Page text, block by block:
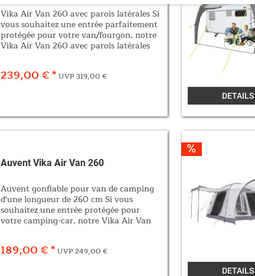
Vika Air Van 260 avec parois latérales Si
vous souhaitez une entrée parfaitement
protégée pour votre van/fourgon, notre
Vika Air Van 260 avec parois latérales
239,00 € * UVP 319,00 €
DETAILS
Auvent Vika Air Van 260
Auvent gonflable pour van de camping
d'une longueur de 260 cm Si vous
souhaitez une entrée protégée pour
votre camping-car, notre Vika Air Van
auvent astucieux se...
189,00 € * UVP 249,00 €
DETAILS